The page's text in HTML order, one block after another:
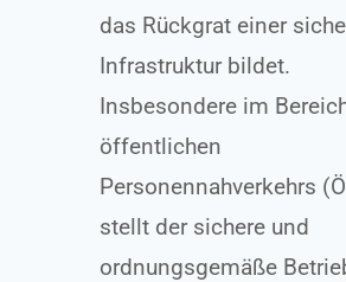
das Rückgrat einer
Infrastruktur bildet.
Insbesondere im
öffentlichen
Personennahverkehrs
stellt der sichere und
ordnungsgemäße